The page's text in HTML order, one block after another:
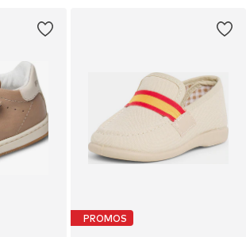
PROMOS